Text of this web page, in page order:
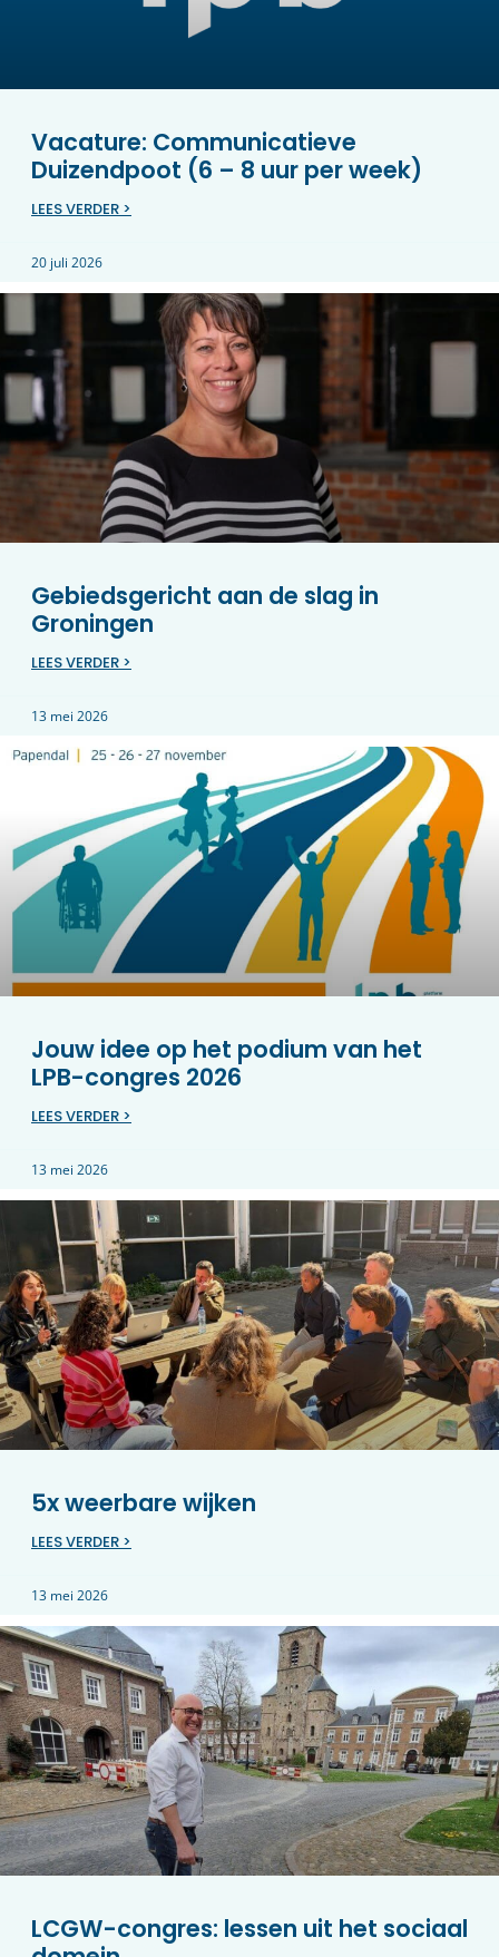
Vacature: Communicatieve
Duizendpoot (6 – 8 uur per week)
LEES VERDER >
20 juli 2026
Gebiedsgericht aan de slag in
Groningen
LEES VERDER >
13 mei 2026
Jouw idee op het podium van het
LPB-congres 2026
LEES VERDER >
13 mei 2026
5x weerbare wijken
LEES VERDER >
13 mei 2026
LCGW-congres: lessen uit het sociaal